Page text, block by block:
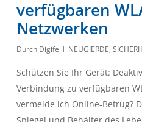
verfügbaren
Netzwerken
Durch Digife NEUGIERDE,
Schützen Sie Ihr Gerät:
Verbindung zu verfügbaren
vermeide ich Online-Betrug?